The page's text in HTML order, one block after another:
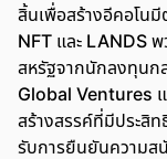
สิ้นเพื่อสร้างอีคอโน
NFT และ LANDS
สหรัฐจากนักลงทุนก
Global Ventures แ
สร้างสรรค์ที่มีประสิท
รับการยืนยันความส